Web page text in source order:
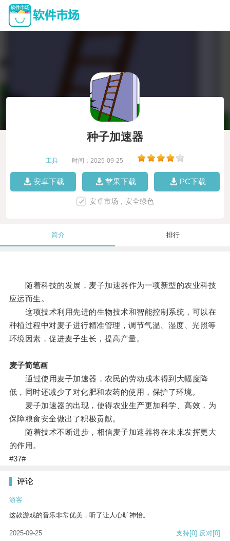
种子加速器
工具 时间：2025-09-25
安卓下载 苹果下载 PC下载
安卓市场，安全绿色
简介 排行
随着科技的发展，麦子加速器作为一项新型的农业科技
应运而生。
这项技术利用先进的生物技术和智能控制系统，可以在
种植过程中对麦子进行精准管理，调节气温、湿度、光照等
环境因素，促进麦子生长，提高产量。
麦子简笔画
通过使用麦子加速器，农民的劳动成本得到大幅度降
低，同时还减少了对化肥和农药的使用，保护了环境。
麦子加速器的出现，使得农业生产更加科学、高效，为
保障粮食安全做出了积极贡献。
随着技术不断进步，相信麦子加速器将在未来发挥更大
的作用。
#37#
评论
游客
这款游戏的音乐非常优美，听了让人心旷神怡。
2025-09-25 支持[0] 反对[0]